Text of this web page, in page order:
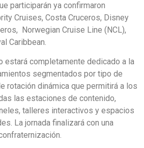
participarán ya confirmaron
Cruises, Costa Cruceros, Disney
Norwegian Cruise Line (NCL),
Caribbean.
estará completamente dedicado a la
segmentados por tipo de
rotación dinámica que permitirá a los
las estaciones de contenido,
talleres interactivos y espacios
La jornada finalizará con una